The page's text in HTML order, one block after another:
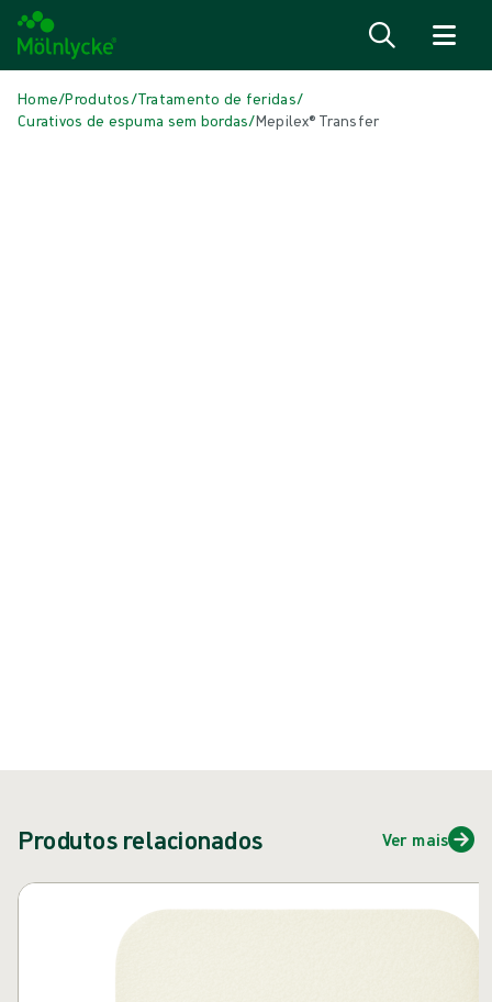
Home/Produtos/Tratamento de feridas/
Curativos de espuma sem bordas/Mepilex® Transfer
Produtos relacionados Ver mais